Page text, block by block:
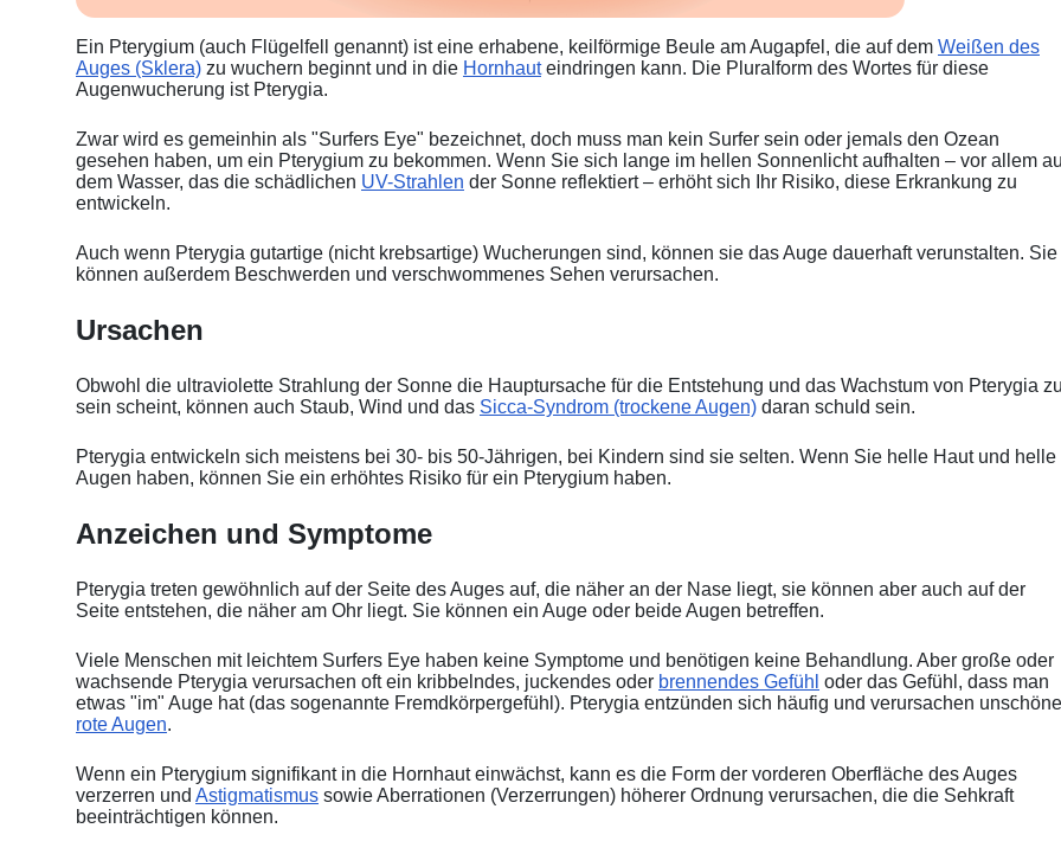
Ein Pterygium (auch Flügelfell genannt) ist eine erhabene, keilförmige Beule am Augapfel, die auf dem Weißen des
Auges (Sklera) zu wuchern beginnt und in die Hornhauteindringen kann. Die Pluralform des Wortes für diese
Augenwucherung ist Pterygia.
Zwar wird es gemeinhin als "Surfers Eye" bezeichnet, doch muss man kein Surfer sein oder jemals den Ozean
gesehen haben, um ein Pterygium zu bekommen. Wenn Sie sich lange im hellen Sonnenlicht aufhalten – vor allem
dem Wasser, das die schädlichen UV-Strahlen der Sonne reflektiert – erhöht sich Ihr Risiko, diese Erkrankung zu
entwickeln.
Auch wenn Pterygia gutartige (nicht krebsartige) Wucherungen sind, können sie das Auge dauerhaft verunstalten. Sie
können außerdem Beschwerden und verschwommenes Sehen verursachen.
Ursachen
Obwohl die ultraviolette Strahlung der Sonne die Hauptursache für die Entstehung und das Wachstum von Pterygia zu
sein scheint, können auch Staub, Wind und das Sicca-Syndrom (trockene Augen) daran schuld sein.
Pterygia entwickeln sich meistens bei 30- bis 50-Jährigen, bei Kindern sind sie selten. Wenn Sie helle Haut und helle
Augen haben, können Sie ein erhöhtes Risiko für ein Pterygium haben.
Anzeichen und Symptome
Pterygia treten gewöhnlich auf der Seite des Auges auf, die näher an der Nase liegt, sie können aber auch auf der
Seite entstehen, die näher am Ohr liegt. Sie können ein Auge oder beide Augen betreffen.
Viele Menschen mit leichtem Surfers Eye haben keine Symptome und benötigen keine Behandlung. Aber große oder
wachsende Pterygia verursachen oft ein kribbelndes, juckendes oder brennendes Gefühl oder das Gefühl, dass man
etwas "im" Auge hat (das sogenannte Fremdkörpergefühl). Pterygia entzünden sich häufig und verursachen unschöne
rote Augen.
Wenn ein Pterygium signifikant in die Hornhaut einwächst, kann es die Form der vorderen Oberfläche des Auges
verzerren und Astigmatismus sowie Aberrationen (Verzerrungen) höherer Ordnung verursachen, die die Sehkraft
beeinträchtigen können.